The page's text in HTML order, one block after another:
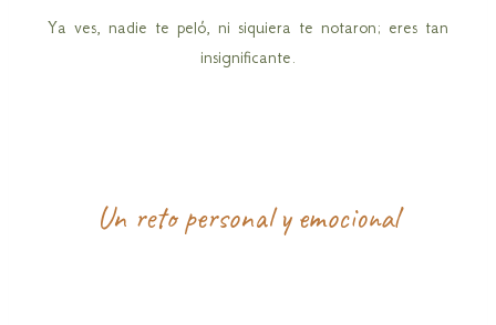
Ya ves, nadie te peló, ni siquiera te notaron; eres tan
insignificante.
Un reto personal y emocional